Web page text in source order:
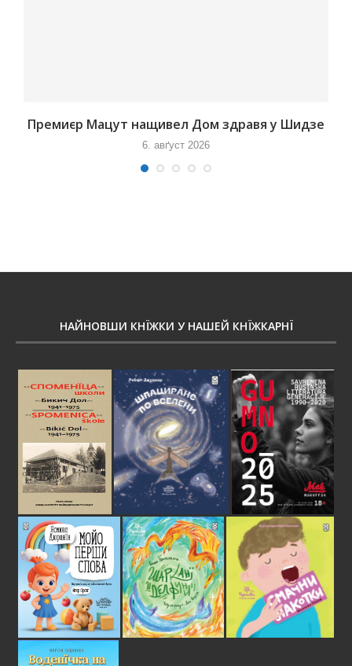
Премиєр Мацут нащивел Дом здравя у Шидзе
6. авґуст 2026
НАЙНОВШИ КНЇЖКИ У НАШЕЙ КНЇЖКАРНЇ